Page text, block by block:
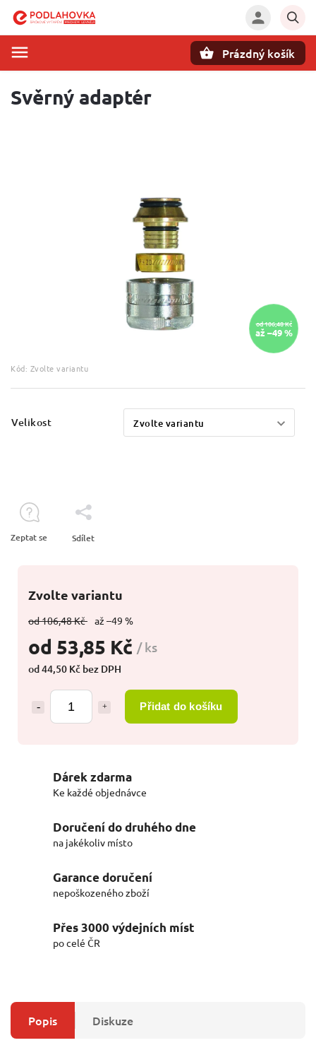
Prázdný košík
Svěrný adaptér
od 106,48 Kč
až –49 %
Kód: Zvolte variantu
Velikost
od 106,48 Kč až –49 %
od 53,85 Kč / ks
od44,50 Kč bez DPH
Přidat do košíku
Zvolte variantu
Zeptat se Sdílet
Dárek zdarma
Ke každé objednávce
Doručení do druhého dne
na jakékoliv místo
Garance doručení
nepoškozeného zboží
Přes 3000 výdejních míst
po celé ČR
Popis Diskuze